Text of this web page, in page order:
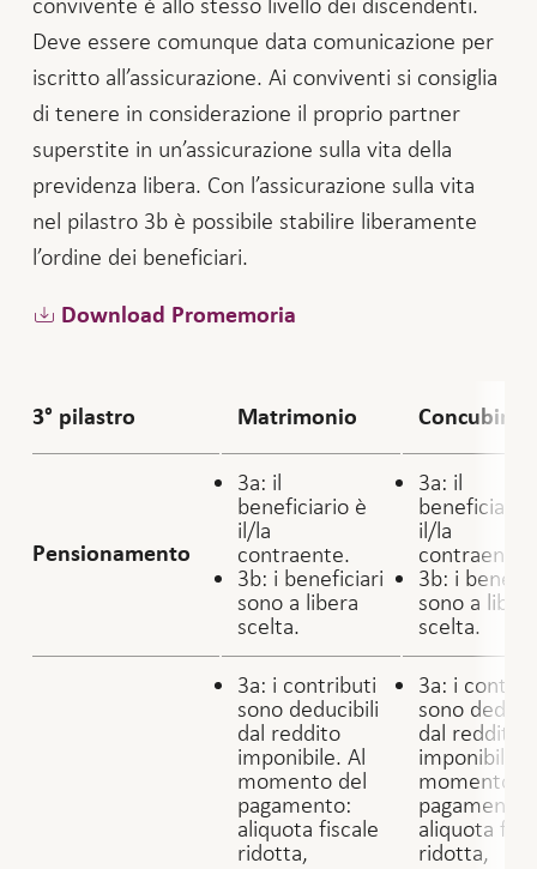
Deve essere comunque data comunicazione per
iscritto all’assicurazione. Ai conviventi si consiglia
di tenere in considerazione il proprio partner
superstite in un’assicurazione sulla vita della
previdenza libera. Con l’assicurazione sulla vita
nel pilastro 3b è possibile stabilire liberamente
l’ordine dei beneficiari.
Download Promemoria
3° pilastro Matrimonio
Pensionamento
3a: il
beneficiario è
il/la
contraente.
3b: i beneficiari
sono a libera
scelta.
3a: il
beneficiario
il/la
contraente.
3b: i
sono a
scelta.
3a: i contributi
sono deducibili
dal reddito
imponibile. Al
momento del
pagamento:
aliquota fiscale
ridotta,
3a: i
sono
dal reddito
imponibile.
momento
pagamento:
aliquota
ridotta,